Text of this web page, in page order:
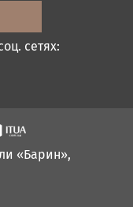
сетях:
«Барин»,